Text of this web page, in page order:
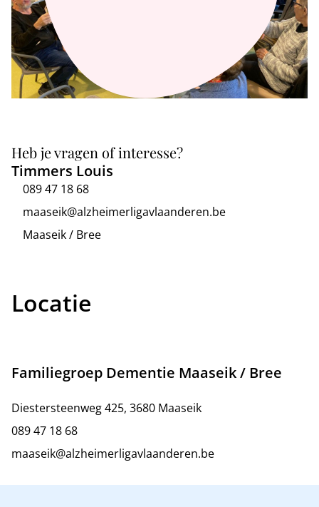
Heb je vragen of interesse?
Timmers Louis
089 47 18 68
maaseik@alzheimerligavlaanderen.be
Maaseik / Bree
Locatie
Familiegroep Dementie Maaseik / Bree
Diestersteenweg 425, 3680 Maaseik
089 47 18 68
maaseik@alzheimerligavlaanderen.be